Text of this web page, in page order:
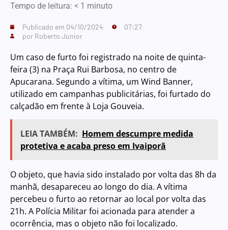
Tempo de leitura: < 1 minuto
Publicado em 04/10/2024
07:27
por Roberto Junior
Um caso de furto foi registrado na noite de quinta-
feira (3) na Praça Rui Barbosa, no centro de
Apucarana. Segundo a vítima, um Wind Banner,
utilizado em campanhas publicitárias, foi furtado do
calçadão em frente à Loja Gouveia.
LEIA TAMBÉM: Homem descumpre medida
protetiva e acaba preso em Ivaiporã
O objeto, que havia sido instalado por volta das 8h da
manhã, desapareceu ao longo do dia. A vítima
percebeu o furto ao retornar ao local por volta das
21h. A Polícia Militar foi acionada para atender a
ocorrência, mas o objeto não foi localizado.